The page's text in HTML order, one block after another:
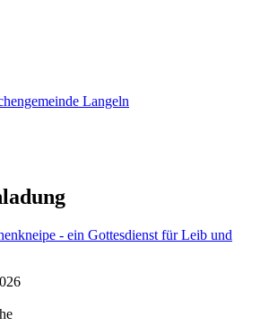
Langeln
- ein Gottesdienst für Leib und